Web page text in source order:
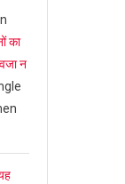
का
न